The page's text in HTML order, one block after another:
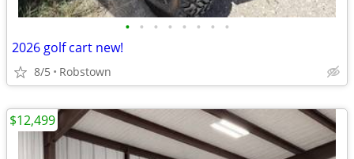
• • • • • • • •
2026 golf cart new!
8/5 Robstown
$12,499